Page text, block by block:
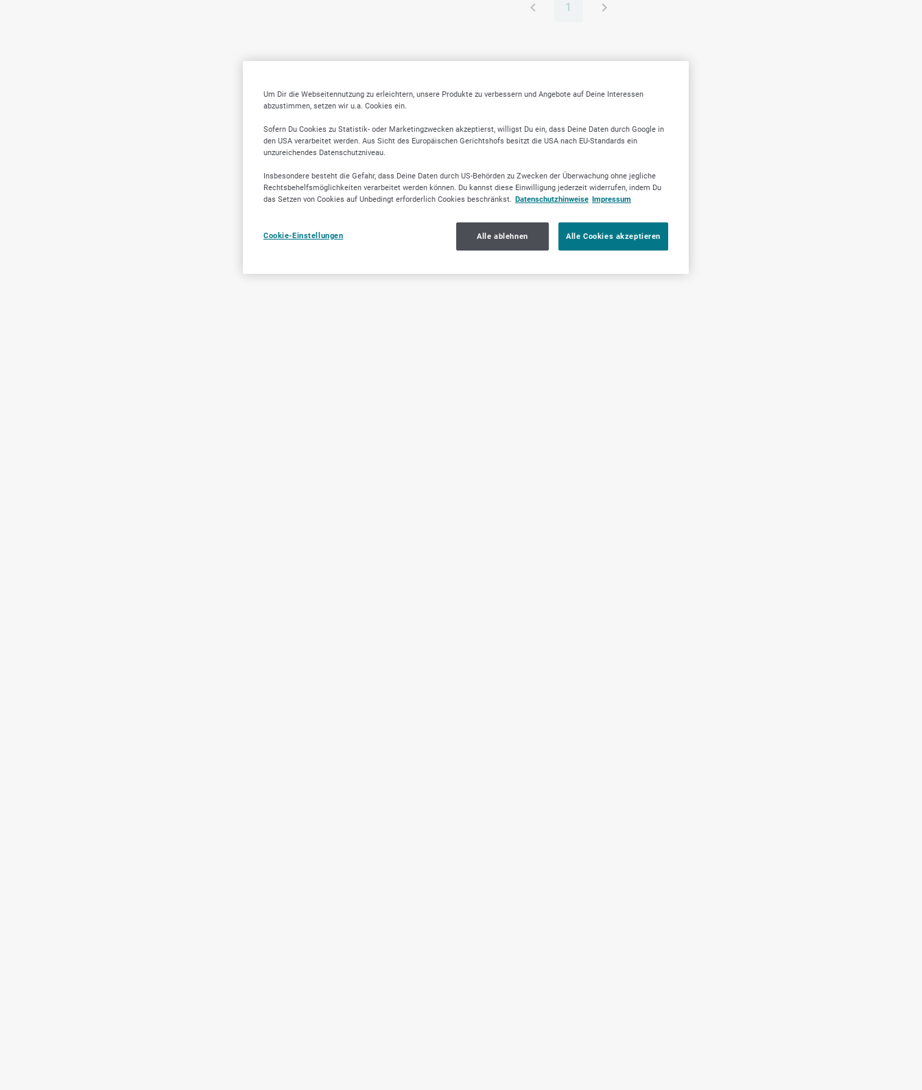
1
Um Dir die Webseitennutzung zu erleichtern, unsere Produkte zu verbessern und Angebote auf Deine Interessen
abzustimmen, setzen wir u.a. Cookies ein.
Sofern Du Cookies zu Statistik- oder Marketingzwecken akzeptierst, willigst Du ein, dass Deine Daten durch Google in
den USA verarbeitet werden. Aus Sicht des Europäischen Gerichtshofs besitzt die USA nach EU-Standards ein
unzureichendes Datenschutzniveau.
Insbesondere besteht die Gefahr, dass Deine Daten durch US-Behörden zu Zwecken der Überwachung ohne jegliche
Rechtsbehelfsmöglichkeiten verarbeitet werden können. Du kannst diese Einwilligung jederzeit widerrufen, indem Du
das Setzen von Cookies auf Unbedingt erforderlich Cookies beschränkst. Datenschutzhinweise Impressum
Cookie-Einstellungen Alle ablehnen Alle Cookies akzeptieren